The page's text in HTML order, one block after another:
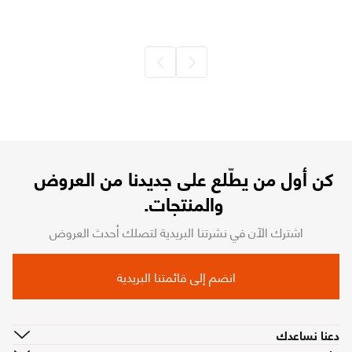
كن أول من يطّلع على جديدنا من العروض
والمنتجات.
اشترك الآن في نشرتنا البريدية لتصلك أحدث العروض
انضم إلى قائمتنا البريدية
دعنا نساعدك